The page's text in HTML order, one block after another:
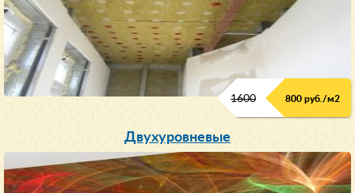
1600 800 руб./м2
Двухуровневые